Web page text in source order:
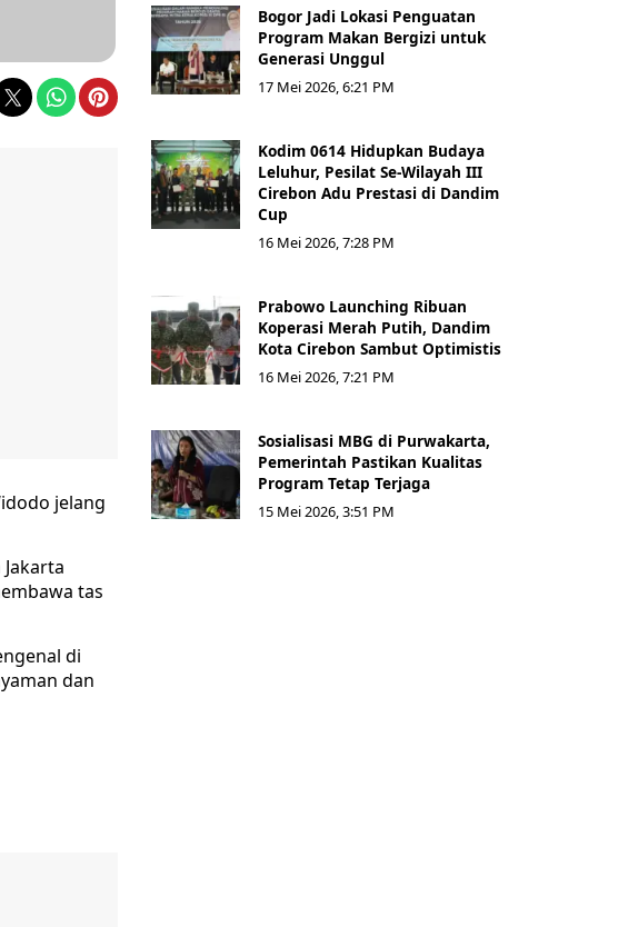
jelang
tas
di
dan
Bogor Jadi Lokasi Penguatan
Program Makan Bergizi untuk
Generasi Unggul
17 Mei 2026, 6:21 PM
Kodim 0614 Hidupkan Budaya
Leluhur, Pesilat Se-Wilayah III
Cirebon Adu Prestasi di Dandim
Cup
16 Mei 2026, 7:28 PM
Prabowo Launching Ribuan
Koperasi Merah Putih, Dandim
Kota Cirebon Sambut Optimistis
16 Mei 2026, 7:21 PM
Sosialisasi MBG di Purwakarta,
Pemerintah Pastikan Kualitas
Program Tetap Terjaga
15 Mei 2026, 3:51 PM